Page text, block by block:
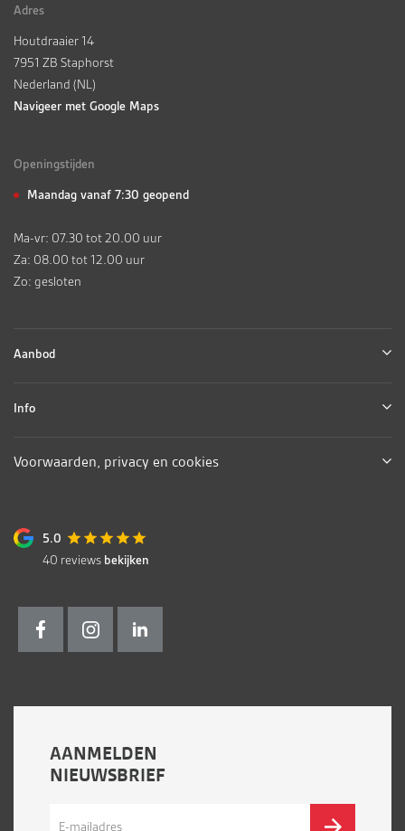
AANMELDEN
NIEUWSBRIEF
Adres
Houtdraaier 14
7951 ZB Staphorst
Nederland (NL)
Navigeer met Google Maps
Openingstijden
Maandag vanaf 7:30 geopend
Ma-vr: 07.30 tot 20.00 uur
Za: 08.00 tot 12.00 uur
Zo: gesloten
Aanbod
Info
5.0
40 reviews bekijken
Voorwaarden, privacy en cookies